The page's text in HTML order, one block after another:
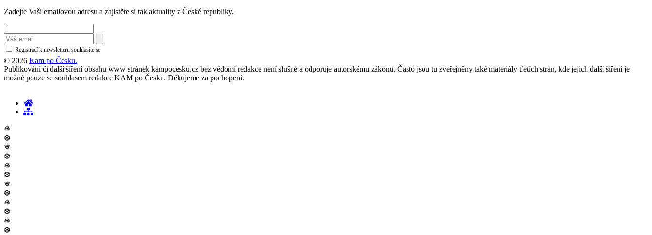
Zadejte Vaši emailovou adresu a zajistěte si tak aktuality z České republiky.
Registrací k newsletteru souhlasíte se
© 2026 Kam po Česku.
Publikování či další šíření obsahu www stránek kampocesku.cz bez vědomí redakce není slušné a odporuje autorskému zákonu. Často jsou tu zveřejněny také materiály třetích stran, kde jejich další šíření je
možné pouze se souhlasem redakce KAM po Česku. Děkujeme za pochopení.
❅
❆
❅
❆
❅
❆
❅
❆
❅
❆
❅
❆